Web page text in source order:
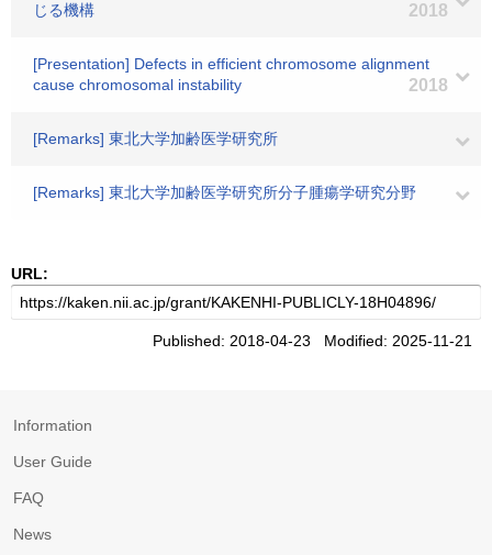
じる機構
2018
[Presentation] Defects in efficient chromosome alignment
cause chromosomal instability
2018
[Remarks] 東北大学加齢医学研究所
[Remarks] 東北大学加齢医学研究所分子腫瘍学研究分野
URL:
Published: 2018-04-23 Modified: 2025-11-21
Information
User Guide
FAQ
News